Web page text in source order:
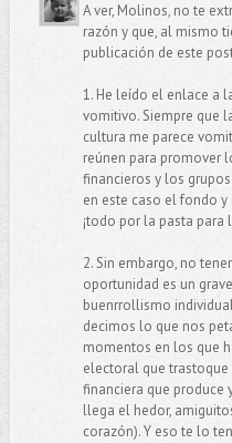
A ver, Molinos, no te
razón y que, al mismo
publicación de este
1. He leído el enlace a
vomitivo. Siempre que
cultura me parece
reúnen para promover
financieros y los
en este caso el fondo
¡todo por la pasta
2. Sin embargo, no
oportunidad es un
buenrrollismo
decimos lo que nos
momentos en los que
electoral que
financiera que produce
llega el hedor,
corazón). Y eso te lo